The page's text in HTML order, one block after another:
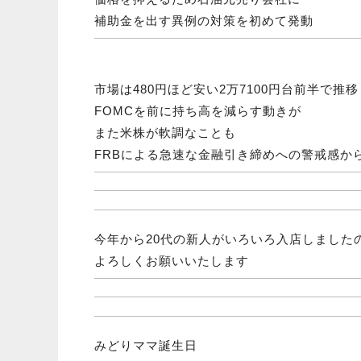
補助金を出す異例の対策を初めて発動
市場は480円ほど安い2万7100円台前半で推移
FOMCを前に持ち高を減らす動きが
また米株が軟調なことも
FRBによる急速な金融引き締めへの警戒感か
今年から20代の新人がいろいろ入店しました
よろしくお願いいたします
みどりママ誕生日